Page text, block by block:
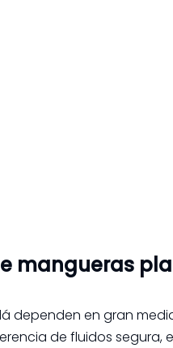
mangueras
dependen en gran
de fluidos segura,